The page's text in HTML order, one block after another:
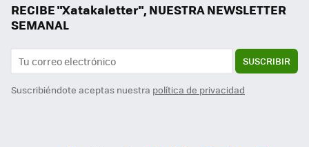
RECIBE "Xatakaletter", NUESTRA NEWSLETTER
SEMANAL
SUSCRIBIR
Suscribiéndote aceptas nuestra política de privacidad